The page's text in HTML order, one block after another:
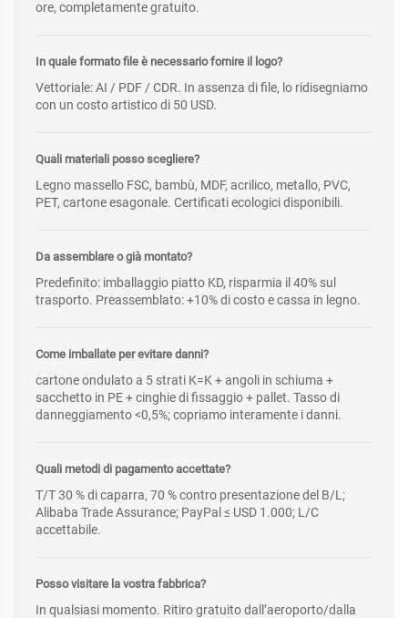
ore, completamente gratuito.
In quale formato file è necessario fornire il logo?
Vettoriale: AI / PDF / CDR. In assenza di file, lo ridisegniamo
con un costo artistico di 50 USD.
Quali materiali posso scegliere?
Legno massello FSC, bambù, MDF, acrilico, metallo, PVC,
PET, cartone esagonale. Certificati ecologici disponibili.
Da assemblare o già montato?
Predefinito: imballaggio piatto KD, risparmia il 40% sul
trasporto. Preassemblato: +10% di costo e cassa in legno.
Come imballate per evitare danni?
cartone ondulato a 5 strati K=K + angoli in schiuma +
sacchetto in PE + cinghie di fissaggio + pallet. Tasso di
danneggiamento <0,5%; copriamo interamente i danni.
Quali metodi di pagamento accettate?
T/T 30 % di caparra, 70 % contro presentazione del B/L;
Alibaba Trade Assurance; PayPal ≤ USD 1.000; L/C
accettabile.
Posso visitare la vostra fabbrica?
In qualsiasi momento. Ritiro gratuito dall’aeroporto/dalla